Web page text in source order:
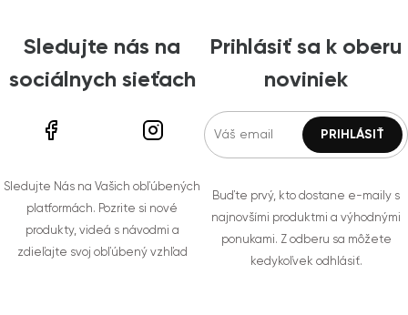
Sledujte nás na
sociálnych sieťach
Sledujte Nás na Vašich obľúbených
platformách. Pozrite si nové
produkty, videá s návodmi a
zdieľajte svoj obľúbený vzhľad
Prihlásiť sa k oberu
noviniek
Buďte prvý, kto dostane e-maily s
najnovšími produktmi a výhodnými
ponukami. Z odberu sa môžete
kedykoľvek odhlásiť.